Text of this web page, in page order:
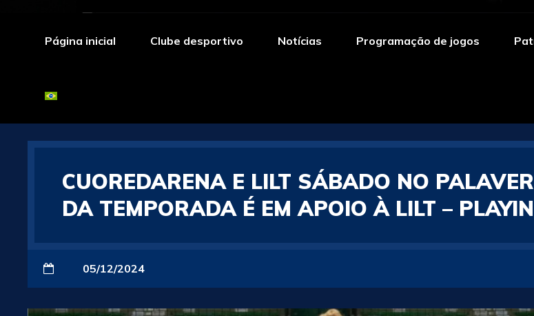
Página inicial Clube desportivo Notícias Programação de jogos
CUOREDARENA E LILT SÁBADO NO
DA TEMPORADA É EM APOIO À LILT –
05/12/2024